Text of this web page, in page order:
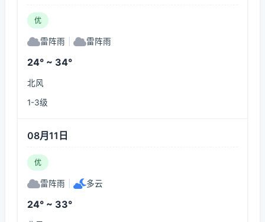
优
雷阵雨 雷阵雨
24° ~ 34°
北风
1-3级
08月11日
优
雷阵雨 多云
24° ~ 33°